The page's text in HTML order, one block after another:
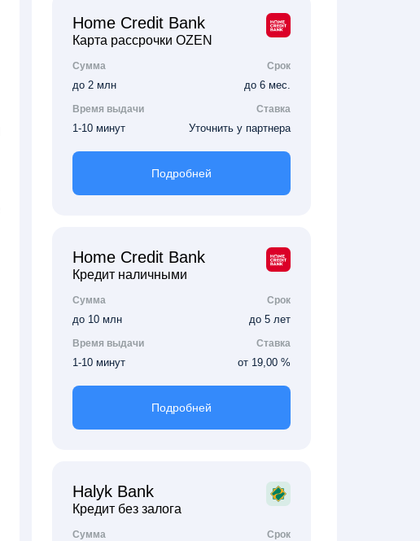
Home Credit Bank
Карта рассрочки OZEN
Сумма Срок
до 2 млн до 6 мес.
Время выдачи Ставка
1-10 минут Уточнить у партнера
Подробней
Home Credit Bank
Кредит наличными
Сумма Срок
до 10 млн до 5 лет
Время выдачи Ставка
1-10 минут от 19,00 %
Подробней
Halyk Bank
Кредит без залога
Сумма Срок